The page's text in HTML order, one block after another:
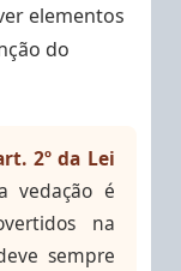
elementos
do
2º da Lei
vedação é
na
sempre